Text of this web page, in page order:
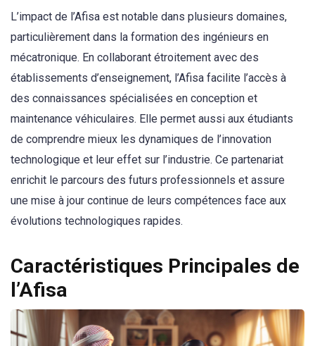
L’impact de l’Afisa est notable dans plusieurs domaines,
particulièrement dans la formation des ingénieurs en
mécatronique. En collaborant étroitement avec des
établissements d’enseignement, l’Afisa facilite l’accès à
des connaissances spécialisées en conception et
maintenance véhiculaires. Elle permet aussi aux étudiants
de comprendre mieux les dynamiques de l’innovation
technologique et leur effet sur l’industrie. Ce partenariat
enrichit le parcours des futurs professionnels et assure
une mise à jour continue de leurs compétences face aux
évolutions technologiques rapides.
Caractéristiques Principales de
l’Afisa